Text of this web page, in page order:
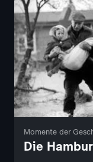
Momente der
Die